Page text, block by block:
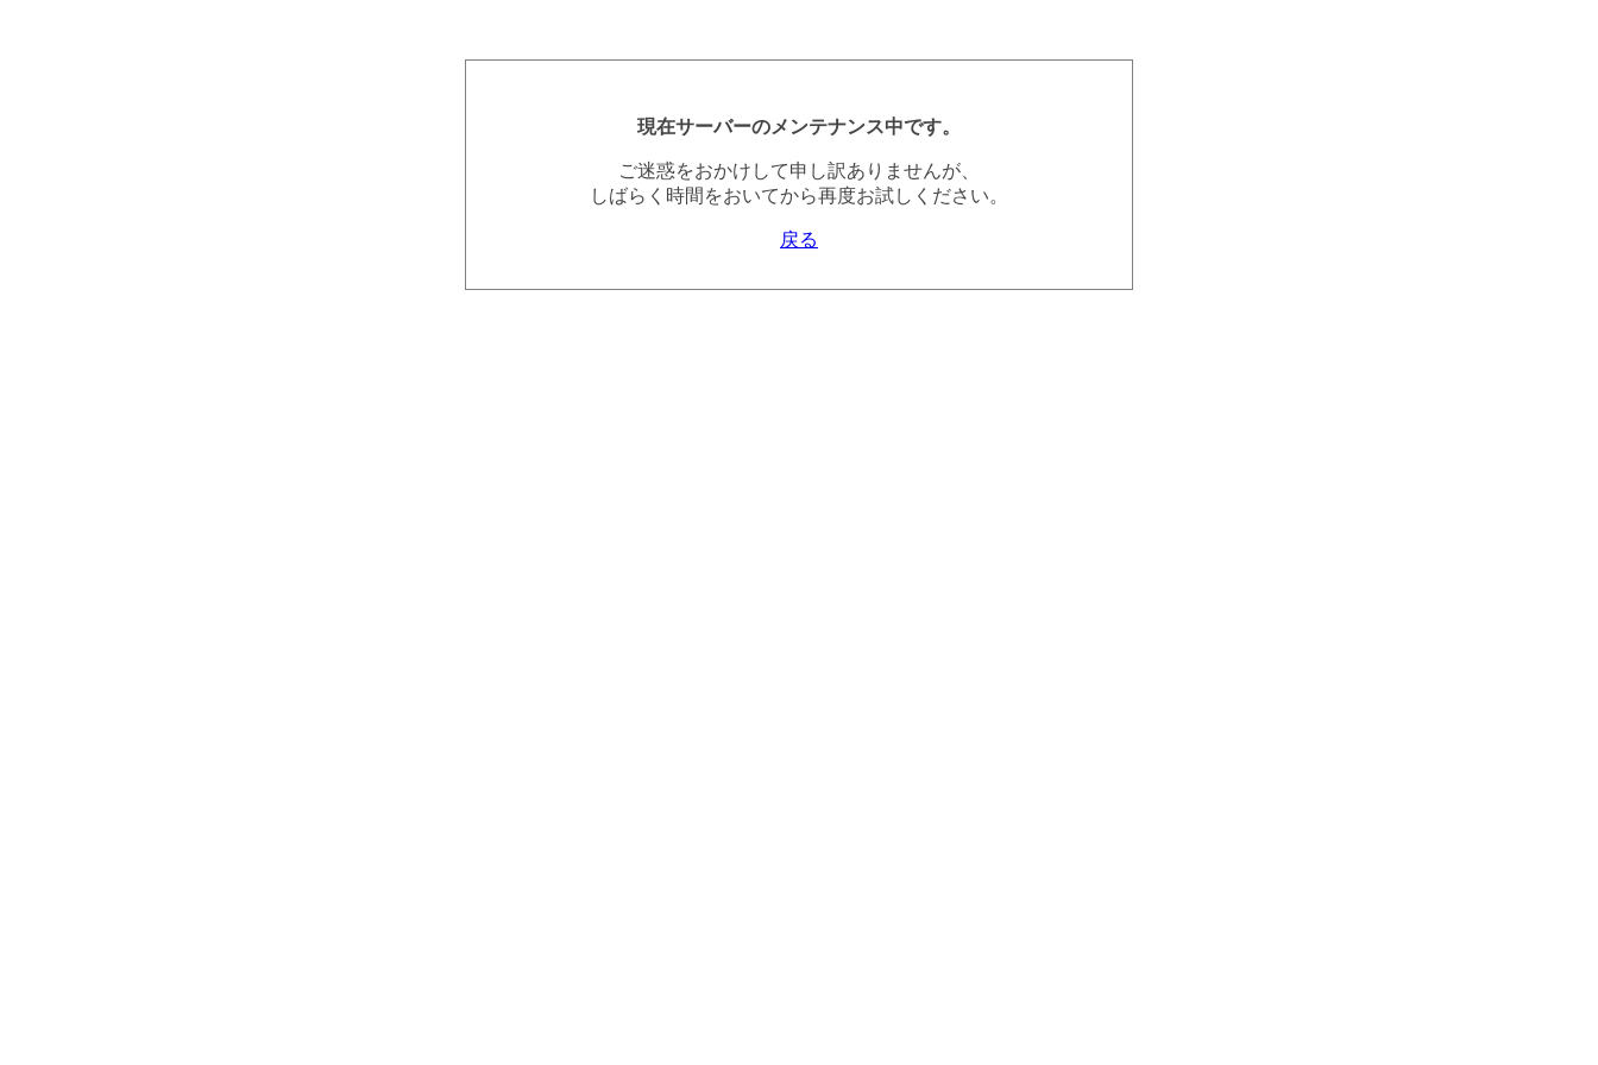
現在サーバーのメンテナンス中です。
ご迷惑をおかけして申し訳ありませんが、
しばらく時間をおいてから再度お試しください。
戻る